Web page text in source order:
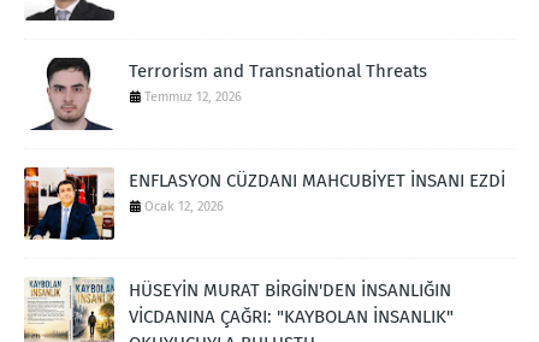
Terrorism and Transnational Threats
Temmuz 12, 2026
ENFLASYON CÜZDANI MAHCUBİYET İNSANI EZDİ
Ocak 12, 2026
HÜSEYİN MURAT BİRGİN'DEN İNSANLIĞIN
VİCDANINA ÇAĞRI: "KAYBOLAN İNSANLIK"